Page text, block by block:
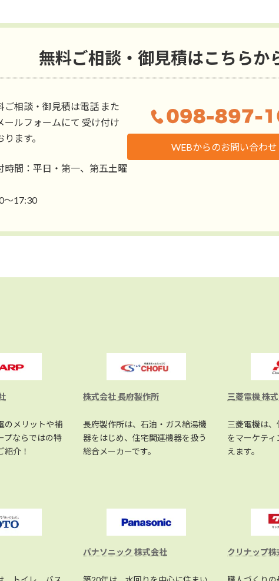
無料ご相談・御見積はこちらか
ご相談・御見積は電話 また
ールフォームにて 受け付け
ります。
時間：平日・第一、第五土曜
〜17:30
WEBからのお問い合わせ
のメリットや補
プならではの特
紹介！
株式会社 長府製作所
長府製作所は、石油・ガス給湯機
器をはじめ、住宅関連機器を扱う
総合メーカーです。
三菱電機 株
三菱電機は
をマーケテ
えます。
パナソニック 株式会社 クリナップ株